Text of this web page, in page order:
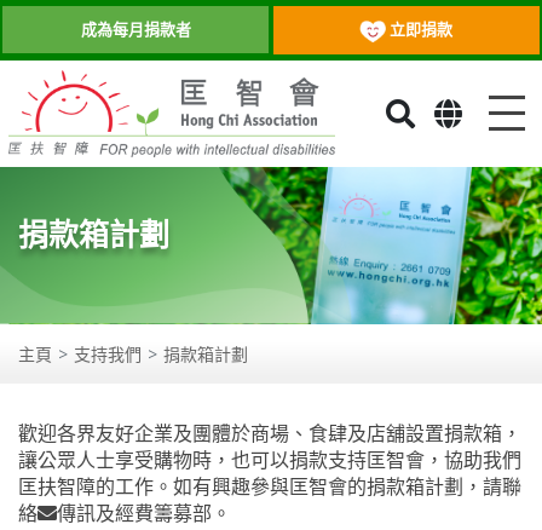
成為每月捐款者 立即捐款
目錄
捐款箱計劃
主頁 支持我們 捐款箱計劃
歡迎各界友好企業及團體於商場、食肆及店舖設置捐款箱，
讓公眾人士享受購物時，也可以捐款支持匡智會，協助我們
匡扶智障的工作。如有興趣參與匡智會的捐款箱計劃，請聯
絡
傳訊及經費籌募部 。